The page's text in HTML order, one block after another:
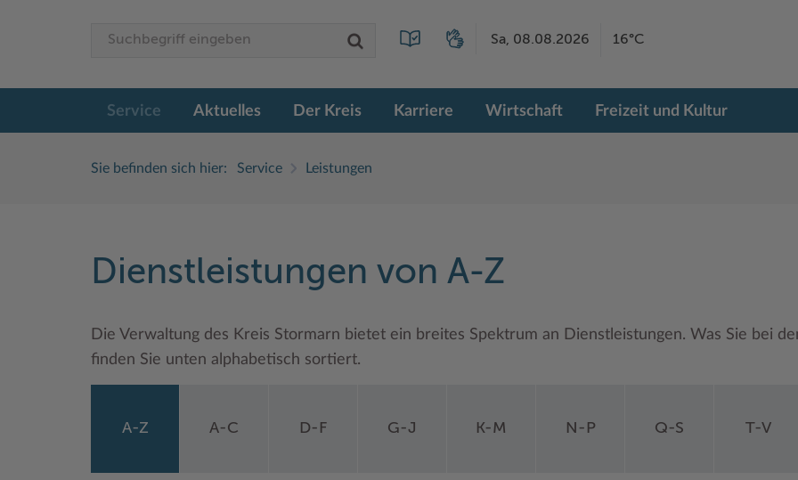
Sa, 08.08.2026 16°C
Service Aktuelles Der Kreis Karriere Wirtschaft Freizeit und Kultur
Sie befinden sich hier: Service Leistungen
Dienstleistungen von A-Z
Die Verwaltung des Kreis Stormarn bietet ein breites Spektrum an Dienstleistungen. Was Sie bei
finden Sie unten alphabetisch sortiert.
A-Z A-C D-F G-J K-M N-P Q-S T-V